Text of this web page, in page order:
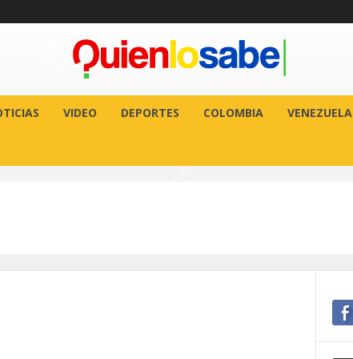
VIDEO DEPORTES COLOMBIA VENEZUELA